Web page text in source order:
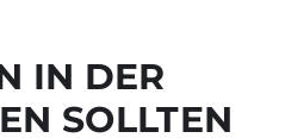
IN DER
SOLLTEN